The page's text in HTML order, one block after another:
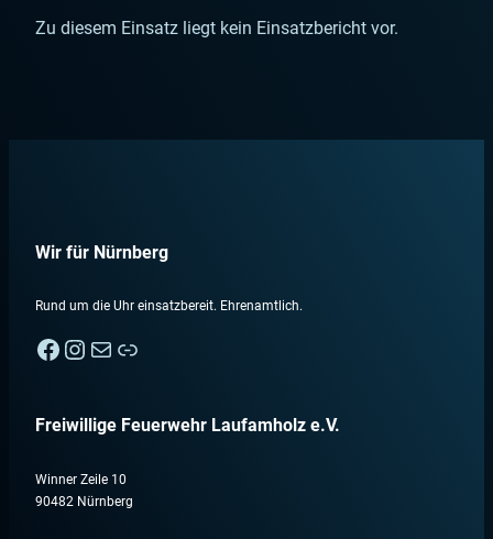
Zu diesem Einsatz liegt kein Einsatzbericht vor.
Wir für Nürnberg
Rund um die Uhr einsatzbereit. Ehrenamtlich.
Facebook Instagram E-Mail Nebenan
Freiwillige Feuerwehr Laufamholz e.V.
Winner Zeile 10
90482 Nürnberg